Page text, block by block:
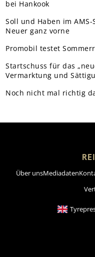
bei Hankook
Soll und Haben im
Neuer ganz vorne
Promobil testet
Startschuss für das
Vermarktung und
Noch nicht mal richtig
Über unsMediadaten